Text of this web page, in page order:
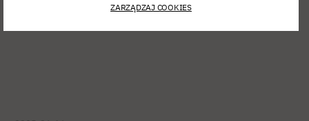
ZARZĄDZAJ COOKIES